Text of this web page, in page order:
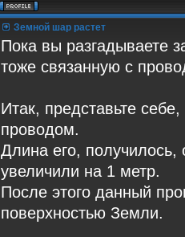
Земной шар растет
Пока вы разгадываете
тоже связанную с
Итак, представьте
проводом.
Длина его, получилось,
увеличили на 1 метр.
После этого данный
поверхностью Земли.